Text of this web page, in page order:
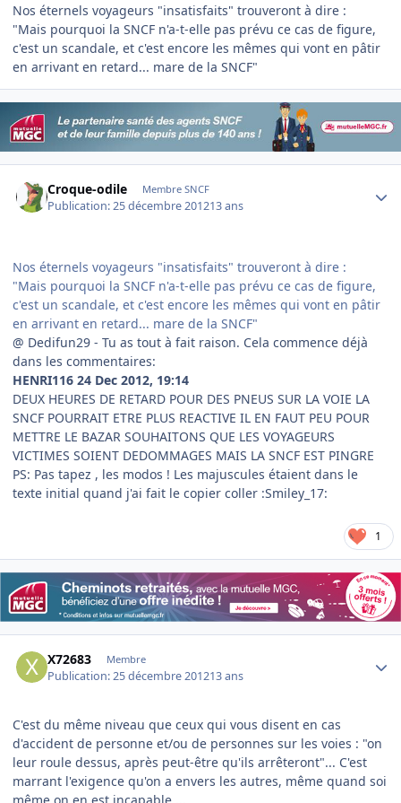
Nos éternels voyageurs "insatisfaits" trouveront à dire :
"Mais pourquoi la SNCF n'a-t-elle pas prévu ce cas de figure,
c'est un scandale, et c'est encore les mêmes qui vont en pâtir
en arrivant en retard... mare de la SNCF"
Croque-odile Membre SNCF
Publication:25 décembre 201213 ans
Nos éternels voyageurs "insatisfaits" trouveront à dire :
"Mais pourquoi la SNCF n'a-t-elle pas prévu ce cas de figure,
c'est un scandale, et c'est encore les mêmes qui vont en pâtir
en arrivant en retard... mare de la SNCF"
@ Dedifun29 - Tu as tout à fait raison. Cela commence déjà
dans les commentaires:
HENRI116 24 Dec 2012, 19:14
DEUX HEURES DE RETARD POUR DES PNEUS SUR LA VOIE LA
SNCF POURRAIT ETRE PLUS REACTIVE IL EN FAUT PEU POUR
METTRE LE BAZAR SOUHAITONS QUE LES VOYAGEURS
VICTIMES SOIENT DEDOMMAGES MAIS LA SNCF EST PINGRE
PS: Pas tapez , les modos ! Les majuscules étaient dans le
texte initial quand j'ai fait le copier coller :Smiley_17:
1
X72683 Membre
Publication:25 décembre 201213 ans
C'est du même niveau que ceux qui vous disent en cas
d'accident de personne et/ou de personnes sur les voies : "on
leur roule dessus, après peut-être qu'ils arrêteront"... C'est
marrant l'exigence qu'on a envers les autres, même quand soi